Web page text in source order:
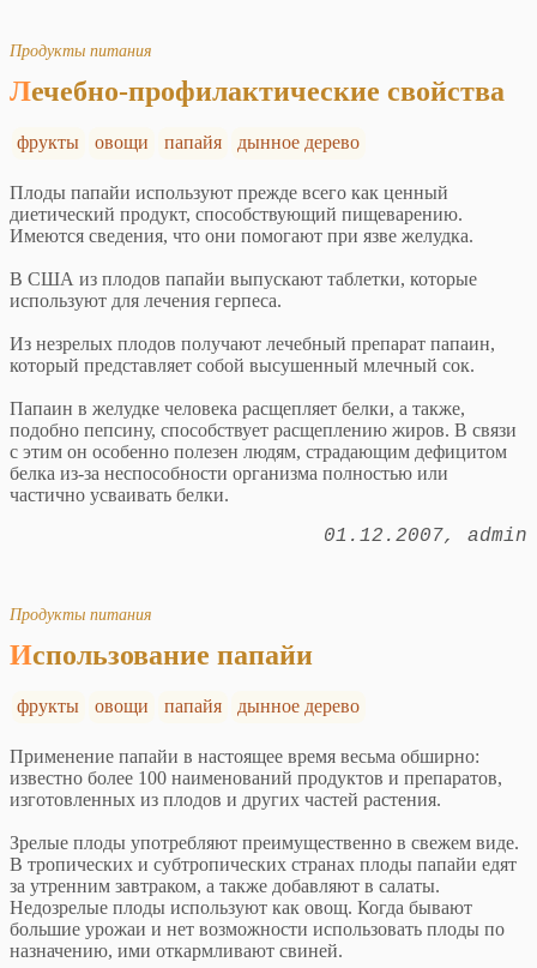
Продукты питания
Лечебно-профилактические свойства
фрукты овощи папайя дынное дерево
Плоды папайи используют прежде всего как ценный
диетический продукт, способствующий пищеварению.
Имеются сведения, что они помогают при язве желудка.
В США из плодов папайи выпускают таблетки, которые
используют для лечения герпеса.
Из незрелых плодов получают лечебный препарат папаин,
который представляет собой высушенный млечный сок.
Папаин в желудке человека расщепляет белки, а также,
подобно пепсину, способствует расщеплению жиров. В связи
с этим он особенно полезен людям, страдающим дефицитом
белка из-за неспособности организма полностью или
частично усваивать белки.
01.12.2007 admin
Продукты питания
Использование папайи
фрукты овощи папайя дынное дерево
Применение папайи в настоящее время весьма обширно:
известно более 100 наименований продуктов и препаратов,
изготовленных из плодов и других частей растения.
Зрелые плоды употребляют преимущественно в свежем виде.
В тропических и субтропических странах плоды папайи едят
за утренним завтраком, а также добавляют в салаты.
Недозрелые плоды используют как овощ. Когда бывают
большие урожаи и нет возможности использовать плоды по
назначению, ими откармливают свиней.